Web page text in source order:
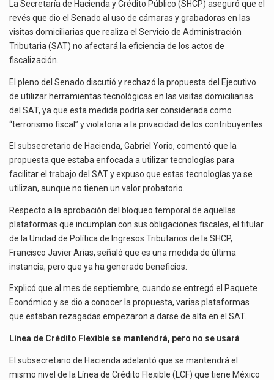
El gobierno de Estados Unidos anunciará un arancel del 15 % sobre los productos fabricados…
NO
AFECTARÁ
EFICIENCIA
DEL
La Secretaría de Hacienda y Crédito Público (SHCP) aseguró que el
revés que dio el Senado al uso de cámaras y grabadoras en las
visitas domiciliarias que realiza el Servicio de Administración
Tributaria (SAT) no afectará la eficiencia de los actos de
fiscalización.
El pleno del Senado discutió y rechazó la propuesta del Ejecutivo
de utilizar herramientas tecnológicas en las visitas domiciliarias
del SAT, ya que esta medida podría ser considerada como
“terrorismo fiscal” y violatoria a la privacidad de los contribuyentes.
El subsecretario de Hacienda, Gabriel Yorio, comentó que la
propuesta que estaba enfocada a utilizar tecnologías para
facilitar el trabajo del SAT y expuso que estas tecnologías ya se
utilizan, aunque no tienen un valor probatorio.
Respecto a la aprobación del bloqueo temporal de aquellas
plataformas que incumplan con sus obligaciones fiscales, el titular
de la Unidad de Política de Ingresos Tributarios de la SHCP,
Francisco Javier Arias, señaló que es una medida de última
instancia, pero que ya ha generado beneficios.
Explicó que al mes de septiembre, cuando se entregó el Paquete
Económico y se dio a conocer la propuesta, varias plataformas
que estaban rezagadas empezaron a darse de alta en el SAT.
Línea de Crédito Flexible se mantendrá, pero no se usará
El subsecretario de Hacienda adelantó que se mantendrá el
mismo nivel de la Línea de Crédito Flexible (LCF) que tiene México